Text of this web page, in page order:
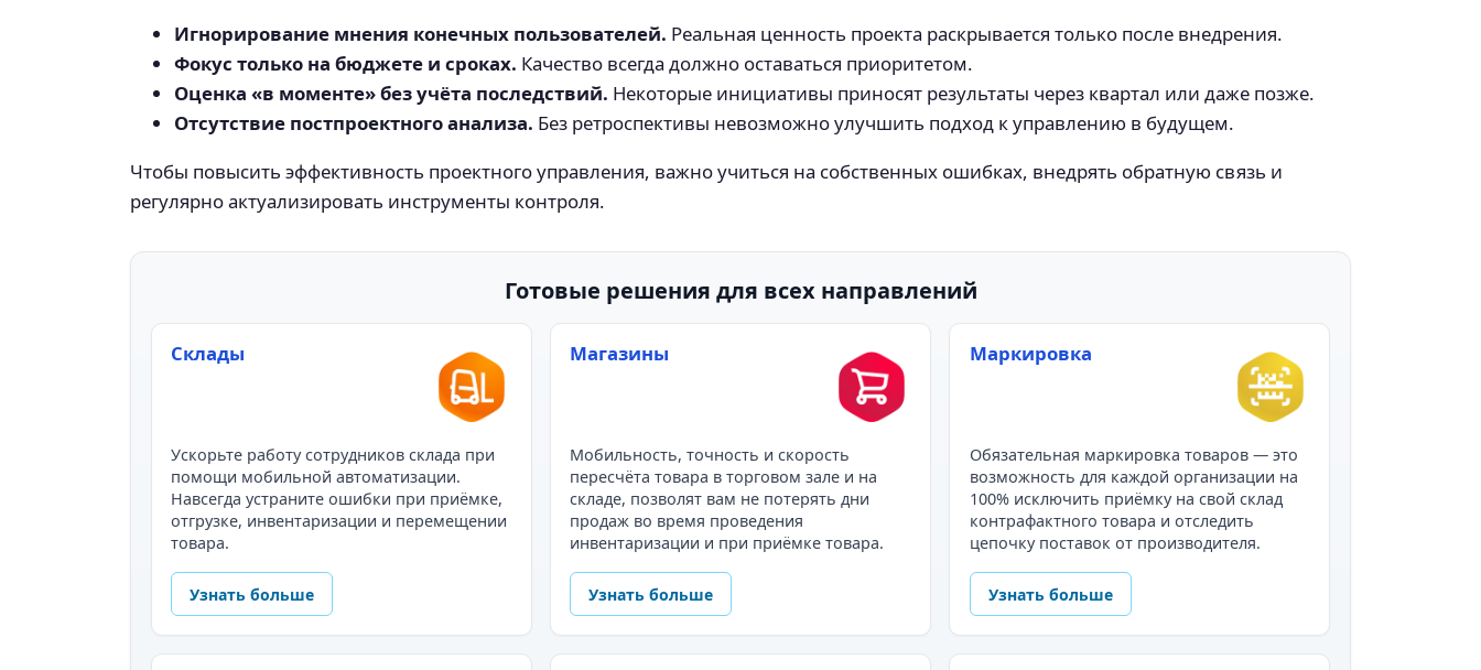
Игнорирование мнения конечных пользователей. Реальная ценность проекта раскрывается только после внедрения.
Фокус только на бюджете и сроках. Качество всегда должно оставаться приоритетом.
Оценка «в моменте» без учёта последствий. Некоторые инициативы приносят результаты через квартал или даже позже.
Отсутствие постпроектного анализа. Без ретроспективы невозможно улучшить подход к управлению в будущем.
Чтобы повысить эффективность проектного управления, важно учиться на собственных ошибках, внедрять обратную связь и
регулярно актуализировать инструменты контроля.
Готовые решения для всех направлений
Склады
Ускорьте работу сотрудников склада при
помощи мобильной автоматизации.
Навсегда устраните ошибки при приёмке,
отгрузке, инвентаризации и перемещении
товара.
Узнать больше
Магазины
Мобильность, точность и скорость
пересчёта товара в торговом зале и на
складе, позволят вам не потерять дни
продаж во время проведения
инвентаризации и при приёмке товара.
Узнать больше
Маркировка
Обязательная маркировка товаров — это
возможность для каждой организации на
100% исключить приёмку на свой склад
контрафактного товара и отследить
цепочку поставок от производителя.
Узнать больше